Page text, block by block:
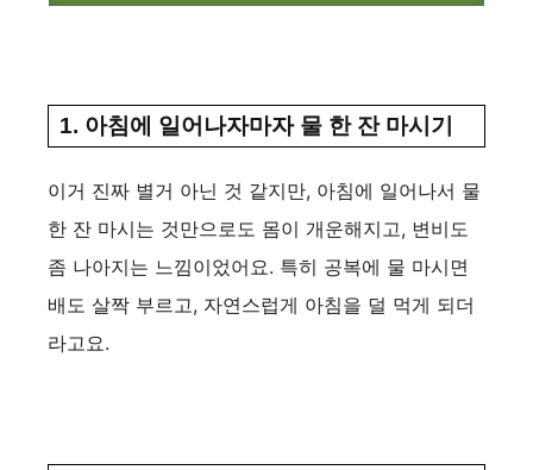
1. 아침에 일어나자마자 물 한 잔 마시기
이거 진짜 별거 아닌 것 같지만, 아침에 일어나서 물
한 잔 마시는 것만으로도 몸이 개운해지고, 변비도
좀 나아지는 느낌이었어요. 특히 공복에 물 마시면
배도 살짝 부르고, 자연스럽게 아침을 덜 먹게 되더
라고요.